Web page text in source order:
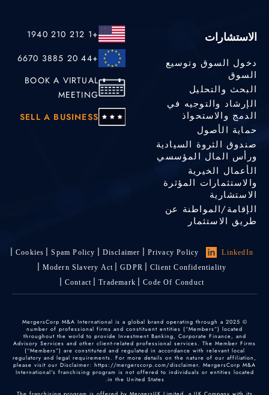
الاستشارات
دخول السوق وتوسيع
السوق
البحث والتحليل
الإرشاد والتوجيه في
الدمج والاستحواذ
حماية الأصول
صندوق الثروة السيادية
ورأس المال المؤسسي
الأعمال الخيرية
والاستثمارات المؤثرة
الاستشارية
الإقامة/المواطنة عن
طريق الاستثمار
+1 212 210 1940
+44 20 3885 6670
BOOK A VIRTUAL
MEETING
SELL A BUSINESS
LinkedIn
Privacy Policy
Disclaimer
Spam Policy
Cookies
Client Confidentiality
GDPR
Modern Slavery Act
Code Of Conduct
Trademark
Contact
© 2025 MergersCorp M&A International is a global brand operating through a
number of professional firms and constituent entities (“Members”) located
throughout the world to provide Investment Banking, Corporate Finance, and
Advisory Services and other client-related professional services. The Member Firms
(“Members”) are constituted and regulated in accordance with relevant local
regulatory and legal requirements. For more details on the nature of our affiliation,
please visit our Disclaimer: https://mergerscorp.com/disclaimer. MergersCorp M&A
International's franchising program is not offered to individuals or entities located
in the United States.
The franchising program is offered by MergersUK Limited, a UK Company with its